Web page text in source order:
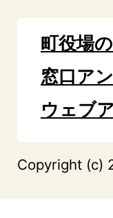
町役場
窓口ア
ウェブ
Copyright (c)